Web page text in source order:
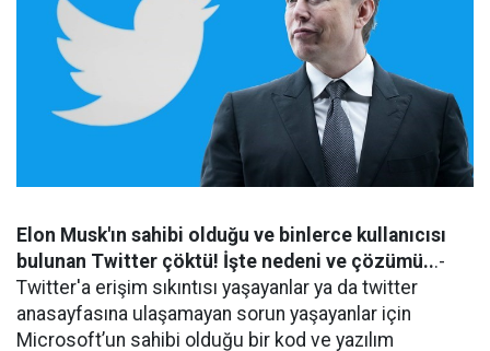
Elon Musk'ın sahibi olduğu ve binlerce kullanıcısı
bulunan Twitter çöktü! İşte nedeni ve çözümü...-
Twitter'a erişim sıkıntısı yaşayanlar ya da twitter
anasayfasına ulaşamayan sorun yaşayanlar için
Microsoft’un sahibi olduğu bir kod ve yazılım